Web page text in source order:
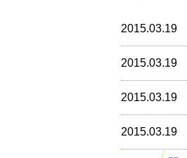
2015.03.19
2015.03.19
2015.03.19
2015.03.19